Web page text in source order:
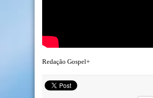
Redação Gospel+